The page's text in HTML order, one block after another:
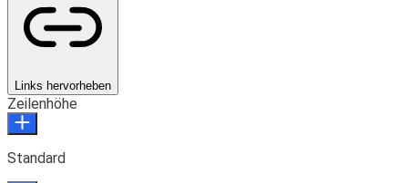
Links hervorheben
Zeilenhöhe
Standard